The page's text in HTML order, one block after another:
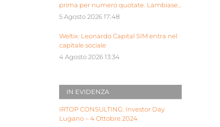
prima per numero quotate. Lambiase:
“Milano piattaforma europea Siu”
5 Agosto 2026 17:48
Weltix: Leonardo Capital SIM entra nel
capitale sociale
4 Agosto 2026 13:34
IN EVIDENZA
IRTOP CONSULTING: Investor Day
Lugano – 4 Ottobre 2024